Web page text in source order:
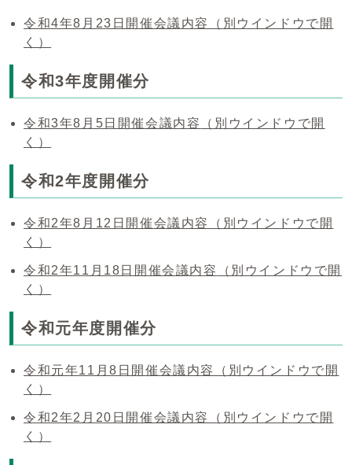
令和4年8月23日開催会議内容
（別ウインドウで開
く）
令和3年度開催分
令和3年8月5日開催会議内容
（別ウインドウで開
く）
令和2年度開催分
令和2年8月12日開催会議内容
（別ウインドウで開
く）
令和2年11月18日開催会議内容
（別ウインドウで開
く）
令和元年度開催分
令和元年11月8日開催会議内容
（別ウインドウで開
く）
令和2年2月20日開催会議内容
（別ウインドウで開
く）